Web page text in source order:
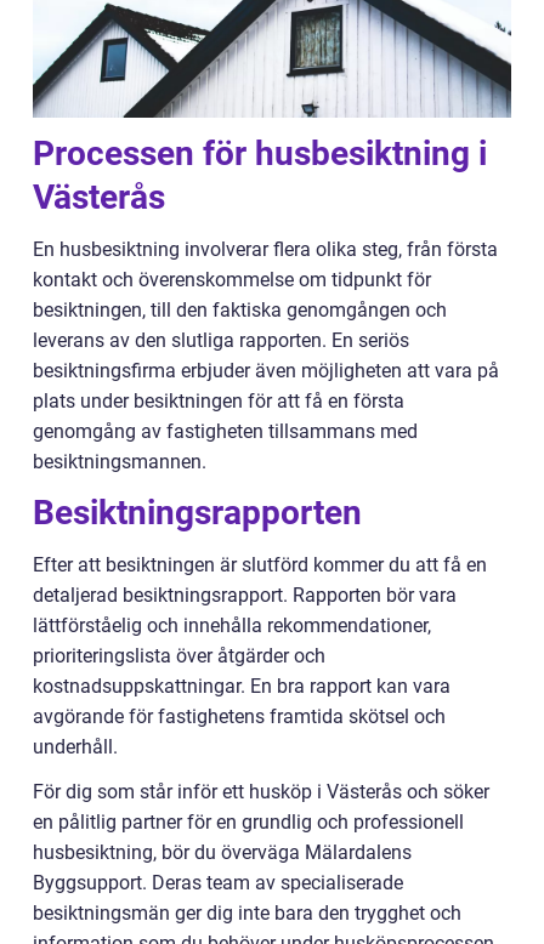
Processen för husbesiktning i
Västerås
En husbesiktning involverar flera olika steg, från första
kontakt och överenskommelse om tidpunkt för
besiktningen, till den faktiska genomgången och
leverans av den slutliga rapporten. En seriös
besiktningsfirma erbjuder även möjligheten att vara på
plats under besiktningen för att få en första
genomgång av fastigheten tillsammans med
besiktningsmannen.
Besiktningsrapporten
Efter att besiktningen är slutförd kommer du att få en
detaljerad besiktningsrapport. Rapporten bör vara
lättförståelig och innehålla rekommendationer,
prioriteringslista över åtgärder och
kostnadsuppskattningar. En bra rapport kan vara
avgörande för fastighetens framtida skötsel och
underhåll.
För dig som står inför ett husköp i Västerås och söker
en pålitlig partner för en grundlig och professionell
husbesiktning, bör du överväga Mälardalens
Byggsupport. Deras team av specialiserade
besiktningsmän ger dig inte bara den trygghet och